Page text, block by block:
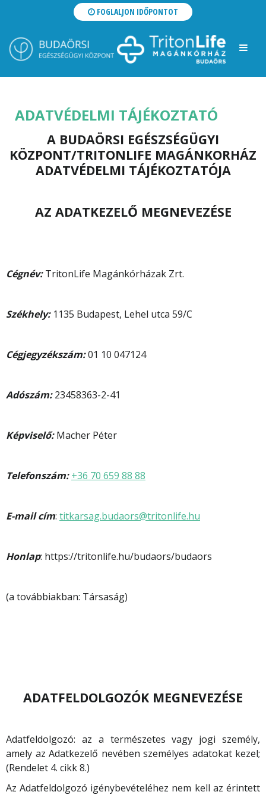
FOGLALJON IDŐPONTOT
ADATVÉDELMI TÁJÉKOZTATÓ
A BUDAÖRSI EGÉSZSÉGÜGYI
KÖZPONT/TRITONLIFE MAGÁNKORHÁZ
ADATVÉDELMI TÁJÉKOZTATÓJA
AZ ADATKEZELŐ MEGNEVEZÉSE
Cégnév:TritonLife Magánkórházak Zrt.
Székhely: 1135 Budapest, Lehel utca 59/C
Cégjegyzékszám:01 10 047124
Adószám:23458363-2-41
Képviselő:Macher Péter
Telefonszám:+36 70 659 88 88
E-mail cím: titkarsag.budaors@tritonlife.hu
Honlap: https://tritonlife.hu/budaors/budaors
(a továbbiakban: Társaság)
ADATFELDOLGOZÓK MEGNEVEZÉSE
Adatfeldolgozó: az a természetes vagy jogi személy,
amely az Adatkezelő nevében személyes adatokat kezel;
(Rendelet 4. cikk 8.)
Az Adatfeldolgozó igénybevételéhez nem kell az érintett